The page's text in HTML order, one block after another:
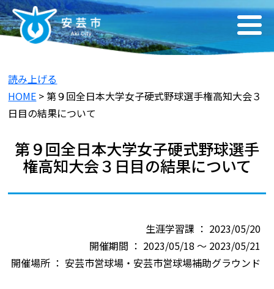
読み上げる
HOME > 第９回全日本大学女子硬式野球選手権高知大会３
日目の結果について
第９回全日本大学女子硬式野球選手
権高知大会３日目の結果について
生涯学習課 ： 2023/05/20
開催期間 ： 2023/05/18 ～ 2023/05/21
開催場所 ： 安芸市営球場・安芸市営球場補助グラウンド